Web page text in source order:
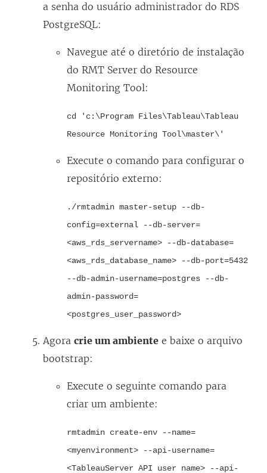
a senha do usuário administrador do RDS
PostgreSQL:
Navegue até o diretório de instalação
do RMT Server do Resource
Monitoring Tool:
cd 'c:\Program Files\Tableau\Tableau
Resource Monitoring Tool\master\'
Execute o comando para configurar o
repositório externo:
./rmtadmin master-setup --db-
config=external --db-server=
<aws_rds_servername> --db-database=
<aws_rds_database_name> --db-port=5432
--db-admin-username=postgres --db-
admin-password=
<postgres_user_password>
Agora crie um ambiente e baixe o arquivo
bootstrap:
Execute o seguinte comando para
criar um ambiente:
rmtadmin create-env --name=
<myenvironment> --api-username=
<TableauServer API user name> --api-